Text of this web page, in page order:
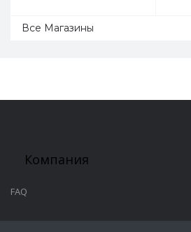
Все Магазины
Компания
FAQ